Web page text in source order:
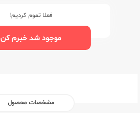
فعلا تموم کردیم!
موجود شد خبرم کن
مشخصات محصول